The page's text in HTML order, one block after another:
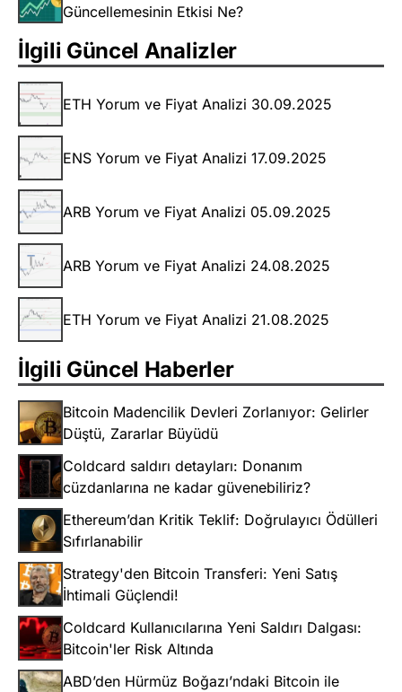
Güncellemesinin Etkisi Ne?
İlgili Güncel Analizler
ETH Yorum ve Fiyat Analizi 30.09.2025
ENS Yorum ve Fiyat Analizi 17.09.2025
ARB Yorum ve Fiyat Analizi 05.09.2025
ARB Yorum ve Fiyat Analizi 24.08.2025
ETH Yorum ve Fiyat Analizi 21.08.2025
İlgili Güncel Haberler
Bitcoin Madencilik Devleri Zorlanıyor: Gelirler
Düştü, Zararlar Büyüdü
Coldcard saldırı detayları: Donanım
cüzdanlarına ne kadar güvenebiliriz?
Ethereum’dan Kritik Teklif: Doğrulayıcı Ödülleri
Sıfırlanabilir
Strategy'den Bitcoin Transferi: Yeni Satış
İhtimali Güçlendi!
Coldcard Kullanıcılarına Yeni Saldırı Dalgası:
Bitcoin'ler Risk Altında
ABD’den Hürmüz Boğazı’ndaki Bitcoin ile